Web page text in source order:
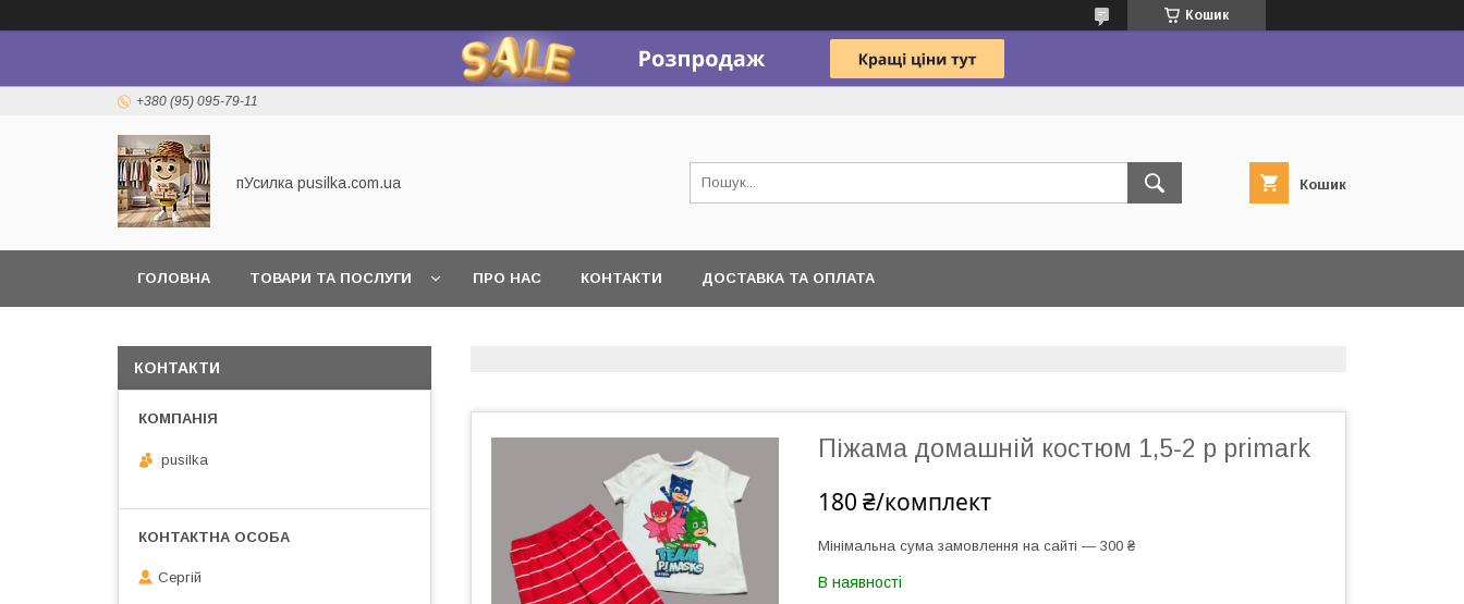
Кошик
+380 (95) 095-79-11
пУсилка pusilka.com.ua Кошик
ГОЛОВНА ТОВАРИ ТА ПОСЛУГИ ПРО НАС КОНТАКТИ ДОСТАВКА ТА ОПЛАТА
Піжама домашній костюм 1,5-2 р primark
180 ₴/комплект
Мінімальна сума замовлення на сайті — 300 ₴
В наявності
КОНТАКТИ
pusilka
Сергій